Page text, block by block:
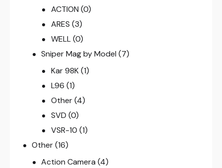
ACTION (0)
ARES (3)
WELL (0)
Sniper Mag by Model (7)
Kar 98K (1)
L96 (1)
Other (4)
SVD (0)
VSR-10 (1)
Other(16)
Action Camera (4)